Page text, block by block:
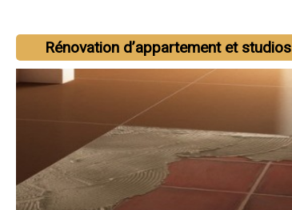
Rénovation d’appartement et studios